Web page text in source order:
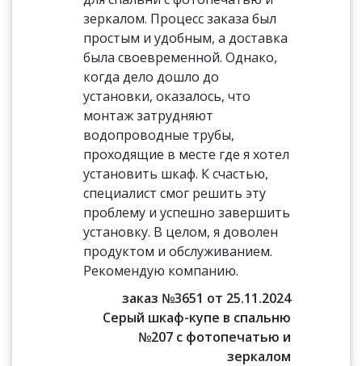
зеркалом. Процесс заказа был
простым и удобным, а доставка
была своевременной. Однако,
когда дело дошло до
установки, оказалось, что
монтаж затрудняют
водопроводные трубы,
проходящие в месте где я хотел
установить шкаф. К счастью,
специалист смог решить эту
проблему и успешно завершить
установку. В целом, я доволен
продуктом и обслуживанием.
Рекомендую компанию.
заказ №3651 от 25.11.2024
Серый шкаф-купе в спальню
№207 с фотопечатью и
зеркалом